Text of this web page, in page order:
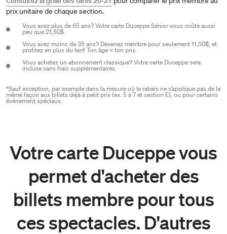
prix unitaire de chaque section.
Vous avez plus de 65 ans? Votre carte Duceppe Sénior vous coûte aussi
peu que 21,50$.
Vous avez moins de 35 ans? Devenez membre pour seulement 11,50$, et
profitez en plus du tarif Ton âge = ton prix.
Vous achetez un abonnement classique? Votre carte Duceppe sera
incluse sans frais supplémentaires.
*Sauf exception, par exemple dans la mesure où le rabais ne s’applique pas de la
même façon aux billets déjà à petit prix (ex. 5 à 7 et section E), ou pour certains
événement spéciaux.
Votre carte Duceppe vous
permet d'acheter des
billets membre pour tous
ces spectacles. D'autres